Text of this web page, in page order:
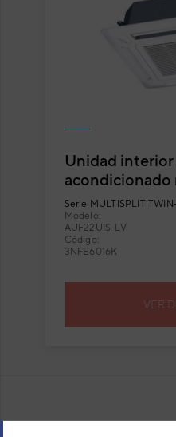
Unidad interior
cassette Fuji
AUF22UIS-LV
Serie MULTISPLIT
Modelo:
AUF22UIS-LV
Código:
3NFE6016K
VER